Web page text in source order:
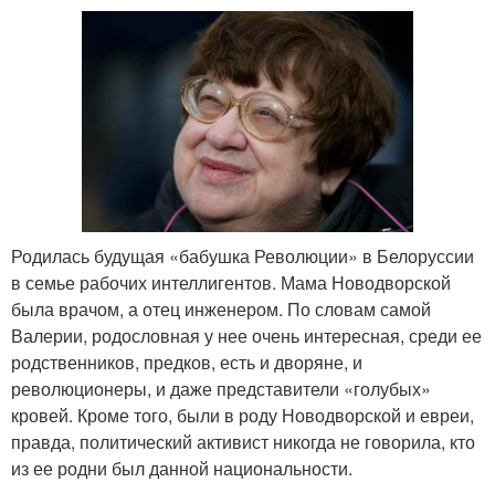
Родилась будущая «бабушка Революции» в Белоруссии
в семье рабочих интеллигентов. Мама Новодворской
была врачом, а отец инженером. По словам самой
Валерии, родословная у нее очень интересная, среди ее
родственников, предков, есть и дворяне, и
революционеры, и даже представители «голубых»
кровей. Кроме того, были в роду Новодворской и евреи,
правда, политический активист никогда не говорила, кто
из ее родни был данной национальности.